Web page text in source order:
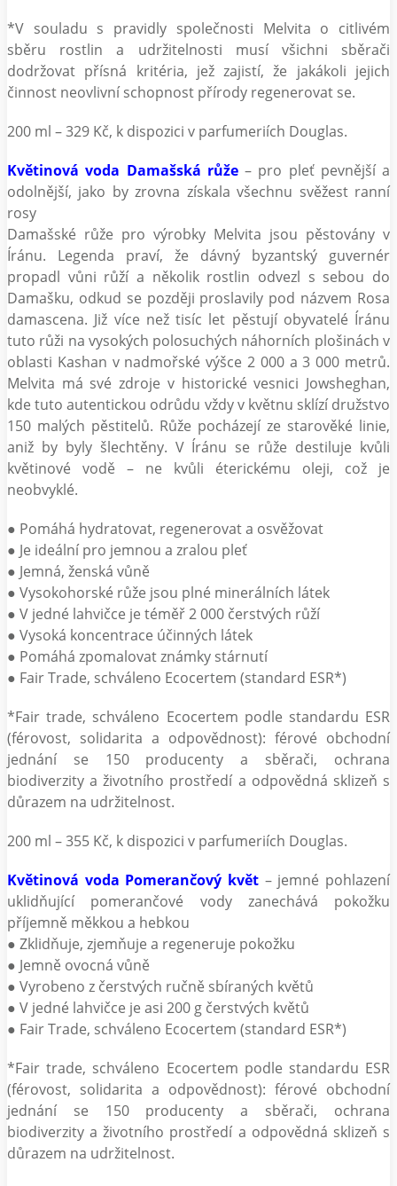
*V souladu s pravidly společnosti Melvita o citlivém
sběru rostlin a udržitelnosti musí všichni sběrači
dodržovat přísná kritéria, jež zajistí, že jakákoli jejich
činnost neovlivní schopnost přírody regenerovat se.
200 ml – 329 Kč, k dispozici v parfumeriích Douglas.
Květinová voda Damašská růže – pro pleť pevnější a
odolnější, jako by zrovna získala všechnu svěžest ranní
rosy
Damašské růže pro výrobky Melvita jsou pěstovány v
Íránu. Legenda praví, že dávný byzantský guvernér
propadl vůni růží a několik rostlin odvezl s sebou do
Damašku, odkud se později proslavily pod názvem Rosa
damascena. Již více než tisíc let pěstují obyvatelé Íránu
tuto růži na vysokých polosuchých náhorních plošinách v
oblasti Kashan v nadmořské výšce 2 000 a 3 000 metrů.
Melvita má své zdroje v historické vesnici Jowsheghan,
kde tuto autentickou odrůdu vždy v květnu sklízí družstvo
150 malých pěstitelů. Růže pocházejí ze starověké linie,
aniž by byly šlechtěny. V Íránu se růže destiluje kvůli
květinové vodě – ne kvůli éterickému oleji, což je
neobvyklé.
● Pomáhá hydratovat, regenerovat a osvěžovat
● Je ideální pro jemnou a zralou pleť
● Jemná, ženská vůně
● Vysokohorské růže jsou plné minerálních látek
● V jedné lahvičce je téměř 2 000 čerstvých růží
● Vysoká koncentrace účinných látek
● Pomáhá zpomalovat známky stárnutí
● Fair Trade, schváleno Ecocertem (standard ESR*)
*Fair trade, schváleno Ecocertem podle standardu ESR
(férovost, solidarita a odpovědnost): férové obchodní
jednání se 150 producenty a sběrači, ochrana
biodiverzity a životního prostředí a odpovědná sklizeň s
důrazem na udržitelnost.
200 ml – 355 Kč, k dispozici v parfumeriích Douglas.
Květinová voda Pomerančový květ – jemné pohlazení
uklidňující pomerančové vody zanechává pokožku
příjemně měkkou a hebkou
● Zklidňuje, zjemňuje a regeneruje pokožku
● Jemně ovocná vůně
● Vyrobeno z čerstvých ručně sbíraných květů
● V jedné lahvičce je asi 200 g čerstvých květů
● Fair Trade, schváleno Ecocertem (standard ESR*)
*Fair trade, schváleno Ecocertem podle standardu ESR
(férovost, solidarita a odpovědnost): férové obchodní
jednání se 150 producenty a sběrači, ochrana
biodiverzity a životního prostředí a odpovědná sklizeň s
důrazem na udržitelnost.